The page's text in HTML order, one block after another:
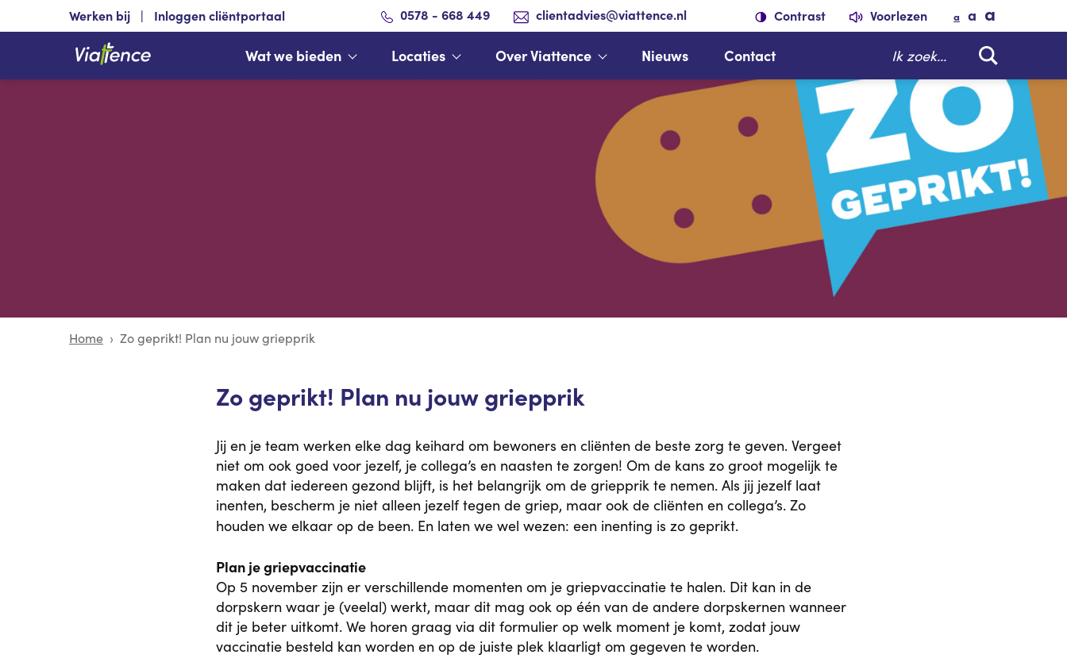
Werken bij Inloggen cliëntportaal 0578 - 668 449 clientadvies@viattence.nl Contrast Voorlezen a a a
Wat we bieden Locaties Over Viattence Nieuws Contact Zoeken
Home Zo geprikt! Plan nu jouw griepprik
Zo geprikt! Plan nu jouw griepprik
Jij en je team werken elke dag keihard om bewoners en cliënten de beste zorg te geven. Vergeet
niet om ook goed voor jezelf, je collega’s en naasten te zorgen! Om de kans zo groot mogelijk te
maken dat iedereen gezond blijft, is het belangrijk om de griepprik te nemen. Als jij jezelf laat
inenten, bescherm je niet alleen jezelf tegen de griep, maar ook de cliënten en collega’s. Zo
houden we elkaar op de been. En laten we wel wezen: een inenting is zo geprikt.
Plan je griepvaccinatie
Op 5 november zijn er verschillende momenten om je griepvaccinatie te halen. Dit kan in de
dorpskern waar je (veelal) werkt, maar dit mag ook op één van de andere dorpskernen wanneer
dit je beter uitkomt. We horen graag via dit formulier op welk moment je komt, zodat jouw
vaccinatie besteld kan worden en op de juiste plek klaarligt om gegeven te worden.